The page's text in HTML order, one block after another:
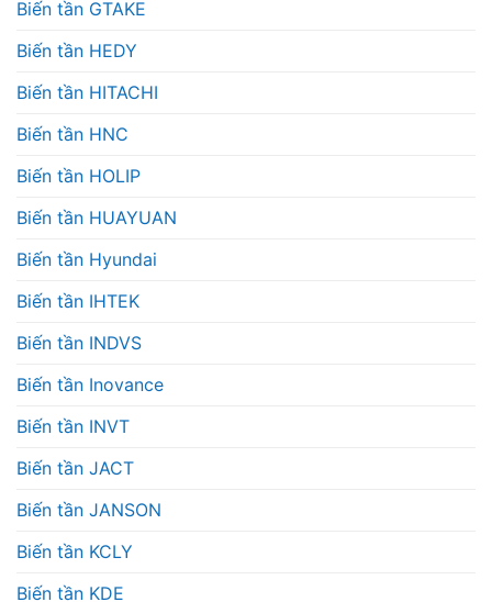
Biến tần GTAKE
Biến tần HEDY
Biến tần HITACHI
Biến tần HNC
Biến tần HOLIP
Biến tần HUAYUAN
Biến tần Hyundai
Biến tần IHTEK
Biến tần INDVS
Biến tần Inovance
Biến tần INVT
Biến tần JACT
Biến tần JANSON
Biến tần KCLY
Biến tần KDE